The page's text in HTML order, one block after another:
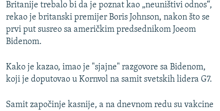
POST SCRIPTUM
MOJA EVROPA
TRI DECENIJE OD RATA U BIH
SVE KARTE DEJTONA
NASTANAK I RASPAD JUGOSLAVIJE
Britanije trebalo bi da je poznat kao „neuništivi odnos“,
rekao je britanski premijer Boris Johnson, nakon što se
prvi put susreo sa američkim predsednikom Joeom
Bidenom.
Kako je kazao, imao je "sjajne" razgovore sa Bidenom,
koji je doputovao u Kornvol na samit svetskih lidera G7.
Samit započinje kasnije, a na dnevnom redu su vakcine